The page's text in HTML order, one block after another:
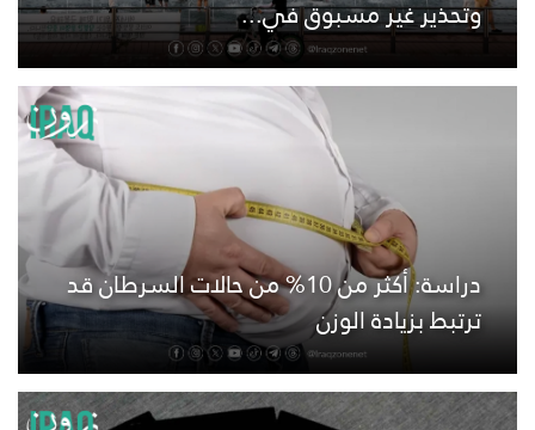
وتحذير غير مسبوق في...
دراسة: أكثر من 10% من حالات السرطان قد
ترتبط بزيادة الوزن